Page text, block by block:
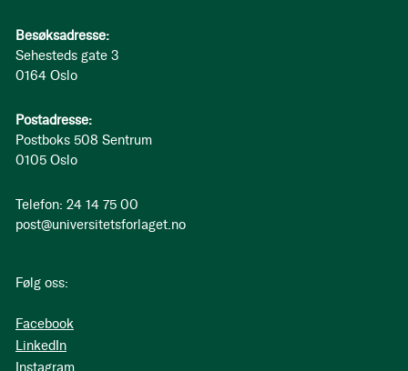
Besøksadresse:
Sehesteds gate 3
0164 Oslo
Postadresse:
Postboks 508 Sentrum
0105 Oslo
Telefon: 24 14 75 00
post@universitetsforlaget.no
Følg oss:
Facebook
LinkedIn
Instagram